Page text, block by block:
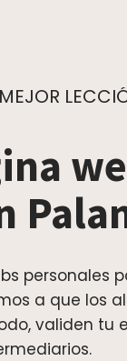
personales
a que los
validen tu